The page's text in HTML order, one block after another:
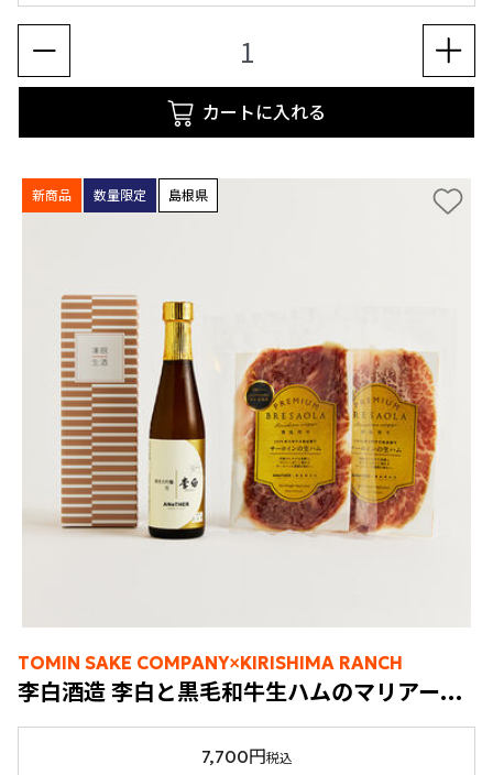
カートに入れる
新商品 数量限定 島根県
TOMIN SAKE COMPANY×KIRISHIMA RANCH
李白酒造 李白と黒毛和牛生ハムのマリアージュセット
7,700円税込